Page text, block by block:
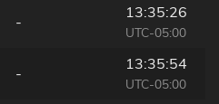
-
13:35:26
UTC-05:00
-
13:35:54
UTC-05:00